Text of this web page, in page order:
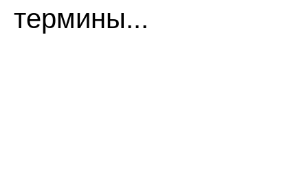
термины...